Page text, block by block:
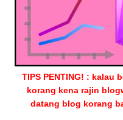
TIPS PENTING! : kalau
korang kena rajin
datang blog korang